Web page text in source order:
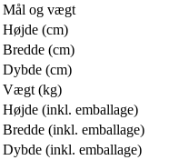
Mål og vægt
Højde (cm)
Bredde (cm)
Dybde (cm)
Vægt (kg)
Højde (inkl. emballage)
Bredde (inkl. emballage)
Dybde (inkl. emballage)